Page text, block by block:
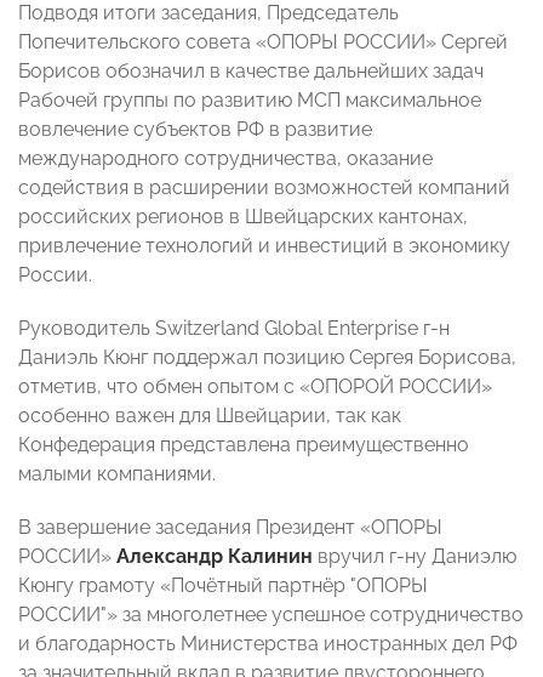
Подводя итоги заседания, Председатель
Попечительского совета «ОПОРЫ РОССИИ» Сергей
Борисов обозначил в качестве дальнейших задач
Рабочей группы по развитию МСП максимальное
вовлечение субъектов РФ в развитие
международного сотрудничества, оказание
содействия в расширении возможностей компаний
российских регионов в Швейцарских кантонах,
привлечение технологий и инвестиций в экономику
России.
Руководитель Switzerland Global Enterprise г-н
Даниэль Кюнг поддержал позицию Сергея Борисова,
отметив, что обмен опытом с «ОПОРОЙ РОССИИ»
особенно важен для Швейцарии, так как
Конфедерация представлена преимущественно
малыми компаниями.
В завершение заседания Президент «ОПОРЫ
РОССИИ» Александр Калинин вручил г-ну Даниэлю
Кюнгу грамоту «Почётный партнёр "ОПОРЫ
РОССИИ"» за многолетнее успешное сотрудничество
и благодарность Министерства иностранных дел РФ